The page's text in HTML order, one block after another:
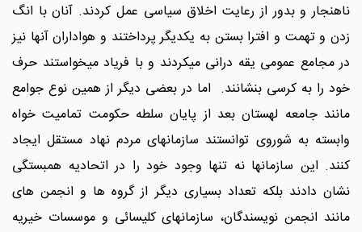
ناهنجار و بدور از رعایت اخلاق سیاسی عمل کردند. آنان با انگ
زدن و تهمت و افترا بستن به یکدیگر پرداختند و هواداران آنها نیز
در مجامع عمومی یقه درانی میکردند و با فریاد میخواستند حرف
خود را به کرسی بنشانند. اما در بعضی دیگر از همین نوع جوامع
مانند جامعه لهستان بعد از پایان سلطه حکومت تمامیت خواه
وابسته به شوروی توانستند سازمانهای مردم نهاد مستقل ایجاد
کنند. این سازمانها نه تنها وجود خود را در اتحادیه همبستگی
نشان دادند بلکه تعداد بسیاری دیگر از گروه ها و انجمن های
مانند انجمن نویسندگان، سازمانهای کلیسائی و موسسات خیریه